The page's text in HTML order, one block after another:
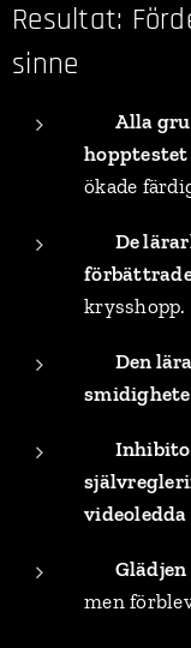
Resultat:
sinne
Alla
hopptestet
ökade
De
krysshopp.
Den
men